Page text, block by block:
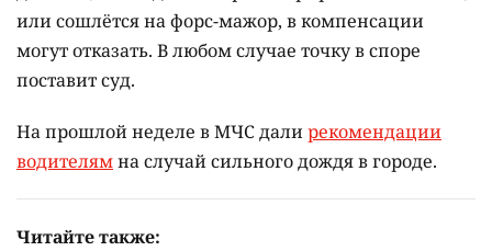
или сошлётся на форс-мажор, в компенсации
могут отказать. В любом случае точку в споре
поставит суд.
На прошлой неделе в МЧС далирекомендации
водителямна случай сильного дождя в городе.
Читайте также: